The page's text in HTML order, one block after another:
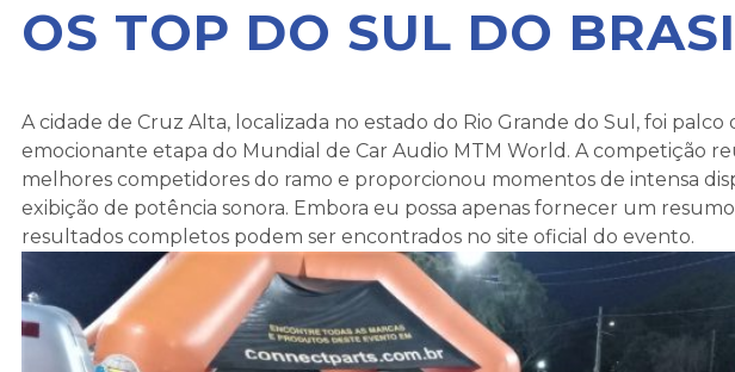
OS TOP DO SUL DO
A cidade de Cruz Alta, localizada no estado do Rio Grande do Sul, foi palco
emocionante etapa do Mundial de Car Audio MTM World. A competição
melhores competidores do ramo e proporcionou momentos de intensa
exibição de potência sonora. Embora eu possa apenas fornecer um
resultados completos podem ser encontrados no site oficial do evento.